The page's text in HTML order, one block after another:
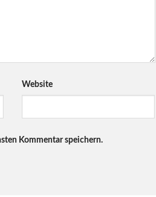
Website
Kommentar speichern.